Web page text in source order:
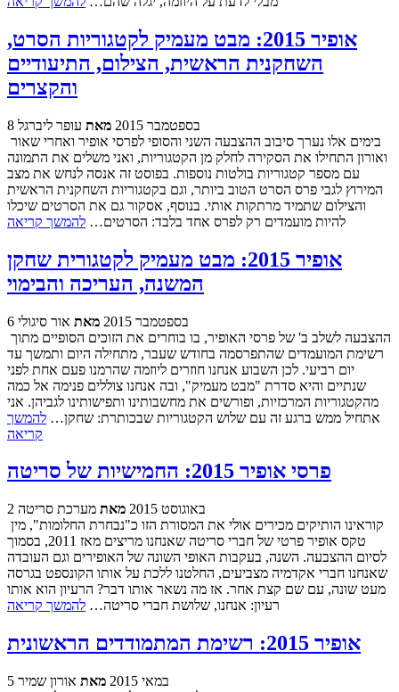
אופיר 2015: מבט מעמיק לקטגוריות הסרט,
השחקנית הראשית, הצילום, התיעודיים
והקצרים
8 בספטמבר 2015 מאת עופר ליברגל
ואורון התחילו את הסקירה לחלק מן הקטגוריות, ואני משלים את התמונה
עם מספר קטגוריות בולטות נוספות. בפוסט זה אנסה לנחש את מצב
המירוץ לגבי פרס הסרט הטוב ביותר, וגם בקטגוריות השחקנית הראשית
והצילום שתמיד מרתקות אותי. בנוסף, אסקור גם את הסרטים שיכלו
להיות מועמדים רק לפרס אחד בלבד: הסרטים… להמשך קריאה
אופיר 2015: מבט מעמיק לקטגורית שחקן
המשנה, העריכה והבימוי
6 בספטמבר 2015 מאת אור סיגולי
רשימת המועמדים שהתפרסמה בחודש שעבר, מתחילה היום ותמשך עד
יום רביעי. לכן השבוע אנחנו חוזרים ליוזמה שהרמנו פעם אחת לפני
שנתיים והיא סדרת "מבט מעמיק", ובה אנחנו צוללים פנימה אל כמה
מהקטגוריות המרכזיות, ופורשים את מחשבותינו ותפישותינו לגביהן. אני
אתחיל ממש ברגע זה עם שלוש הקטגוריות שבכותרת: שחקן… להמשך
קריאה
פרסי אופיר 2015: החמישיות של סריטה
2 באוגוסט 2015 מאת מערכת סריטה
טקס אופיר פרטי של חברי סריטה שאנחנו מריצים מאז 2011, בסמוך
לסיום ההצבעה. השנה, בעקבות האופי השונה של האופירים וגם העובדה
שאנחנו חברי אקדמיה מצביעים, החלטנו ללכת על אותו הקונספט בגרסה
מעט שונה, עם שם קצת אחר. אז מה נשאר אותו דבר? הרעיון הוא אותו
רעיון: אנחנו, שלושת חברי סריטה… להמשך קריאה
אופיר 2015: רשימת המתמודדים הראשונית
5 במאי 2015 מאת אורון שמיר